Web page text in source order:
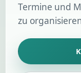
Termine und
zu